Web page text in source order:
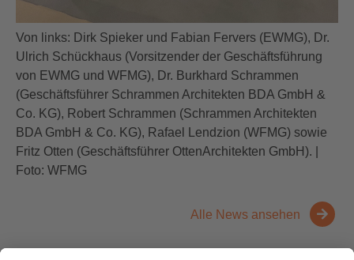
Von links: Dirk Spieker und Fabian Fervers (EWMG), Dr.
Ulrich Schückhaus (Vorsitzender der Geschäftsführung
von EWMG und WFMG), Dr. Burkhard Schrammen
(Geschäftsführer Schrammen Architekten BDA GmbH &
Co. KG), Robert Schrammen (Schrammen Architekten
BDA GmbH & Co. KG), Rafael Lendzion (WFMG) sowie
Fritz Otten (Geschäftsführer OttenArchitekten GmbH). |
Foto: WFMG
Alle News ansehen